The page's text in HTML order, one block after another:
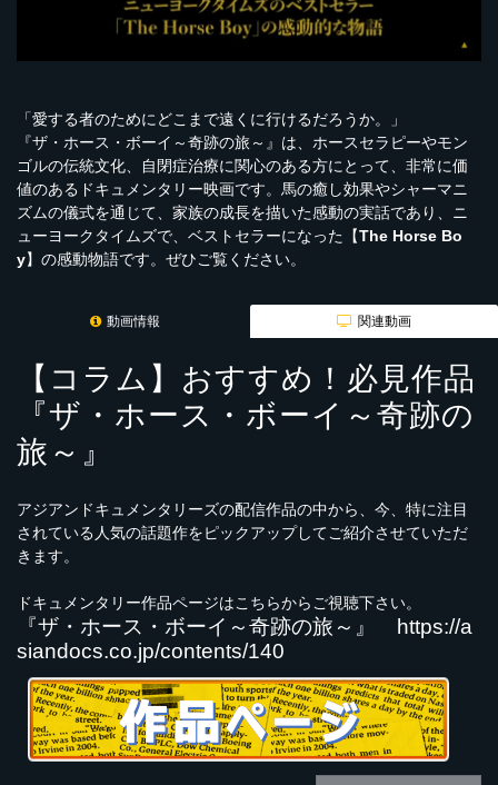
「愛する者のためにどこまで遠くに行けるだろうか。」
『ザ・ホース・ボーイ～奇跡の旅～』は、ホースセラピーやモン
ゴルの伝統文化、自閉症治療に関心のある方にとって、非常に価
値のあるドキュメンタリー映画です。馬の癒し効果やシャーマニ
ズムの儀式を通じて、家族の成長を描いた感動の実話であり、ニ
ューヨークタイムズで、ベストセラーになった【The Horse Bo
y】の感動物語です。ぜひご覧ください。
動画情報 関連動画
【コラム】おすすめ！必見作品
『ザ・ホース・ボーイ～奇跡の
旅～』
アジアンドキュメンタリーズの配信作品の中から、今、特に注目
されている人気の話題作をピックアップしてご紹介させていただ
きます。
ドキュメンタリー作品ページはこちらからご視聴下さい。
『ザ・ホース・ボーイ～奇跡の旅～』
https://a
siandocs.co.jp/contents/140